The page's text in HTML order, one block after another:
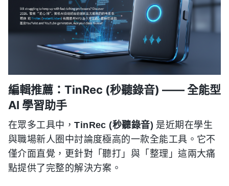
編輯推薦：TinRec (秒聽錄音) —— 全能型
AI 學習助手
在眾多工具中，TinRec (秒聽錄音) 是近期在學生
與職場新人圈中討論度極高的一款全能工具。它不
僅介面直覺，更針對「聽打」與「整理」這兩大痛
點提供了完整的解決方案。